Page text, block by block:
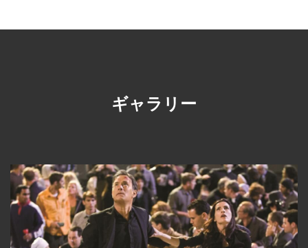
ギャラリー